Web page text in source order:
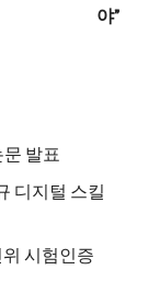
야”
발표
디지털 스킬
시험인증